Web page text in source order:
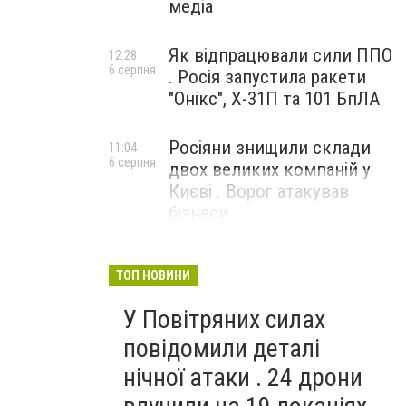
медіа
Як відпрацювали сили ППО
. Росія запустила ракети
"Онікс", Х-31П та 101 БпЛА
12:28
6 серпня
Росіяни знищили склади
двох великих компаній у
Києві . Ворог атакував
бізнеси
11:04
6 серпня
ТОП НОВИНИ
У Повітряних силах
повідомили деталі
нічної атаки . 24 дрони